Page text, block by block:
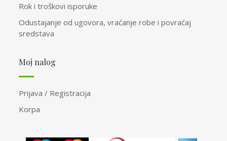
Rok i troškovi isporuke
Odustajanje od ugovora, vraćanje robe i povraćaj
sredstava
Moj nalog
Prijava / Registracija
Korpa